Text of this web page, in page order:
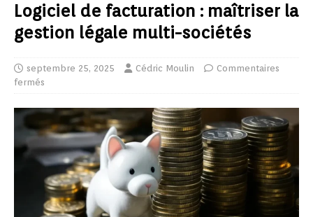
Logiciel de facturation : maîtriser la
gestion légale multi-sociétés
septembre 25, 2025 Cédric Moulin
Commentaires
fermés